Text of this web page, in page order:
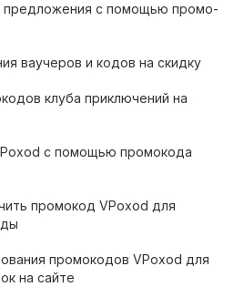
предложения с помощью промо-
ваучеров и кодов на скидку
клуба приключений на
с помощью промокода
промокод VPoxod для
промокодов VPoxod для
на сайте